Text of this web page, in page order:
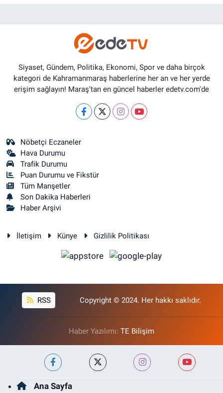
Siyaset, Gündem, Politika, Ekonomi, Spor ve daha birçok
kategori de Kahramanmaraş haberlerine her an ve her yerde
erişim sağlayın! Maraş'tan en güncel haberler edetv.com'de
Nöbetçi Eczaneler
Hava Durumu
Trafik Durumu
Puan Durumu ve Fikstür
Tüm Manşetler
Son Dakika Haberleri
Haber Arşivi
İletişim Künye Gizlilik Politikası
RSS Copyright © 2024. Her hakkı saklıdır.
Haber Yazılımı: TE Bilişim
Ana Sayfa